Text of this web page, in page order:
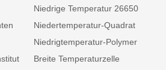
Niedrige Temperatur 26650
Niedertemperatur-Quadrat
Niedrigtemperatur-Polymer
Breite Temperaturzelle